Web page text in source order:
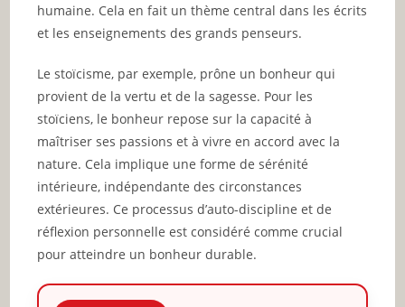
humaine. Cela en fait un thème central dans les écrits
et les enseignements des grands penseurs.
Le stoïcisme, par exemple, prône un bonheur qui
provient de la vertu et de la sagesse. Pour les
stoïciens, le bonheur repose sur la capacité à
maîtriser ses passions et à vivre en accord avec la
nature. Cela implique une forme de sérénité
intérieure, indépendante des circonstances
extérieures. Ce processus d’auto-discipline et de
réflexion personnelle est considéré comme crucial
pour atteindre un bonheur durable.